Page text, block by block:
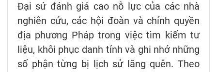
Đại sứ đánh giá cao nỗ lực của các nhà
nghiên cứu, các hội đoàn và chính quyền
địa phương Pháp trong việc tìm kiếm tư
liệu, khôi phục danh tính và ghi nhớ những
số phận từng bị lịch sử lãng quên. Theo